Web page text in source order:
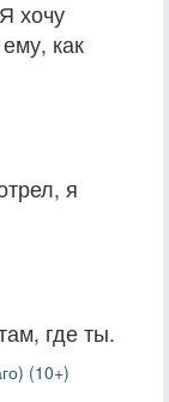
хочу
как
я
где ты.
(10+)